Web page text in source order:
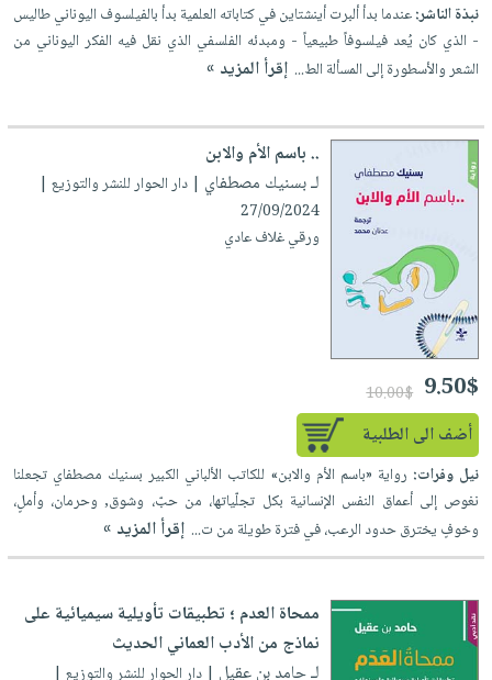
نبذة الناشر:عندما بدأ ألبرت أينشتاين في كتاباته العلمية بدأ بالفيلسوف اليوناني طاليس
- الذي كان يُعد فيلسوفاً طبيعياً - ومبدئه الفلسفي الذي نقل فيه الفكر اليوناني من
الشعر والأسطورة إلى المسألة الط... إقرأ المزيد »
.. باسم الأم والابن
لـ بسنيك مصطفاي | دار الحوار للنشر والتوزيع |
27/09/2024
ورقي غلاف عادي
9.50$
10.00$
أضف الى الطلبية
نيل وفرات: رواية «باسم الأم والابن» للكاتب الألباني الكبير بسنيك مصطفاي تجعلنا
نغوص إلى أعماق النفس الإنسانية بكل تجلّياتها، من حبّ، وشوق, وحرمان، وأملٍ،
وخوفٍ يخترق حدود الرعب، في فترة طويلة من ت... إقرأ المزيد »
ممحاة العدم ؛ تطبيقات تأويلية سيميائية على
نماذج من الأدب العماني الحديث